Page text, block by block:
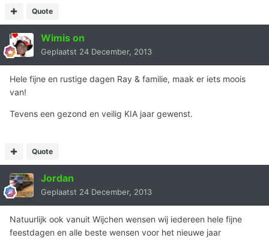
Quote
Wimis on
Geplaatst 24 December, 2013
Hele fijne en rustige dagen Ray & familie, maak er iets moois
van!
Tevens een gezond en veilig KIA jaar gewenst.
Quote
Jordan
Geplaatst 24 December, 2013
Natuurlijk ook vanuit Wijchen wensen wij iedereen hele fijne
feestdagen en alle beste wensen voor het nieuwe jaar